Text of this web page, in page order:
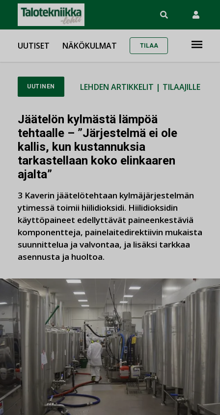
UUTISET NÄKÖKULMAT TILAA
UUTINEN LEHDEN ARTIKKELIT | TILAAJILLE
Jäätelön kylmästä lämpöä
tehtaalle – ”Järjestelmä ei ole
kallis, kun kustannuksia
tarkastellaan koko elinkaaren
ajalta”
3 Kaverin jäätelötehtaan kylmäjärjestelmän
ytimessä toimii hiilidioksidi. Hiilidioksidin
käyttöpaineet edellyttävät paineenkestäviä
komponentteja, painelaitedirektiivin mukaista
suunnittelua ja valvontaa, ja lisäksi tarkkaa
asennusta ja huoltoa.